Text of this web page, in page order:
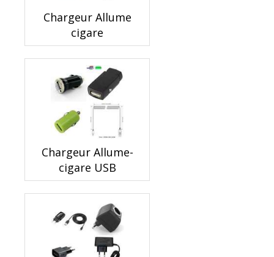
Chargeur Allume
cigare
Chargeur Allume-
cigare USB